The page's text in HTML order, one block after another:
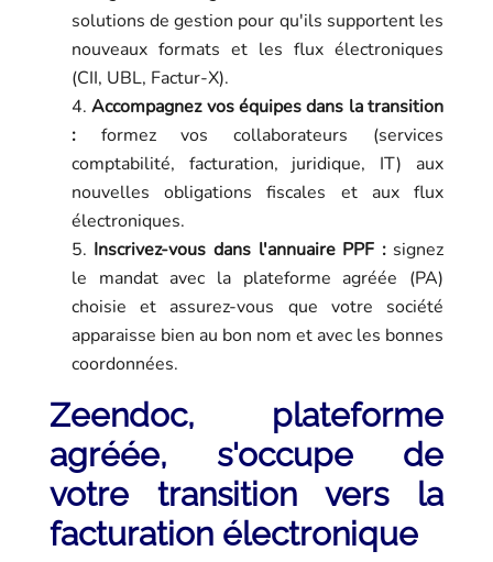
solutions de gestion pour qu'ils supportent les
nouveaux formats et les flux électroniques
(CII, UBL, Factur-X).
Accompagnez vos équipes dans la transition
:formez vos collaborateurs (services
comptabilité, facturation, juridique, IT) aux
nouvelles obligations fiscales et aux flux
électroniques.
Inscrivez-vous dans l'annuaire PPF :signez
le mandat avec la plateforme agréée (PA)
choisie et assurez-vous que votre société
apparaisse bien au bon nom et avec les bonnes
coordonnées.
Zeendoc, plateforme
agréée, s'occupe de
votre transition vers la
facturation électronique